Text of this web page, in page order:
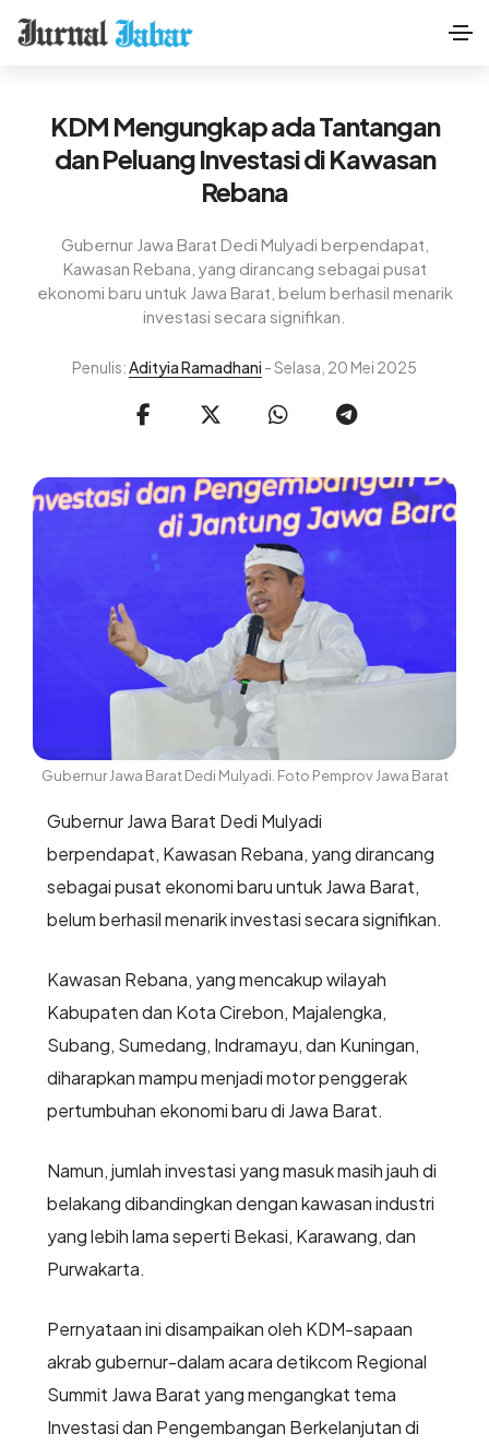
KDM Mengungkap ada Tantangan
dan Peluang Investasi di Kawasan
Rebana
Gubernur Jawa Barat Dedi Mulyadi berpendapat,
Kawasan Rebana, yang dirancang sebagai pusat
ekonomi baru untuk Jawa Barat, belum berhasil menarik
investasi secara signifikan.
Penulis:Adityia Ramadhani - Selasa, 20 Mei 2025
Gubernur Jawa Barat Dedi Mulyadi. Foto Pemprov Jawa Barat
Gubernur Jawa Barat Dedi Mulyadi
berpendapat, Kawasan Rebana, yang dirancang
sebagai pusat ekonomi baru untuk Jawa Barat,
belum berhasil menarik investasi secara signifikan.
Kawasan Rebana, yang mencakup wilayah
Kabupaten dan Kota Cirebon, Majalengka,
Subang, Sumedang, Indramayu, dan Kuningan,
diharapkan mampu menjadi motor penggerak
pertumbuhan ekonomi baru di Jawa Barat.
Namun, jumlah investasi yang masuk masih jauh di
belakang dibandingkan dengan kawasan industri
yang lebih lama seperti Bekasi, Karawang, dan
Purwakarta.
Pernyataan ini disampaikan oleh KDM-sapaan
akrab gubernur-dalam acara detikcom Regional
Summit Jawa Barat yang mengangkat tema
Investasi dan Pengembangan Berkelanjutan di